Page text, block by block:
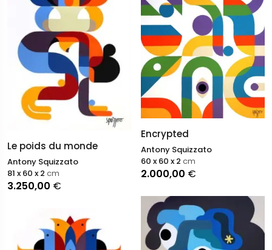
Le poids du monde
Antony Squizzato
3.250,00 €
81 x 60 x 2 cm
Encrypted
Antony Squizzato
2.000,00 €
60 x 60 x 2 cm